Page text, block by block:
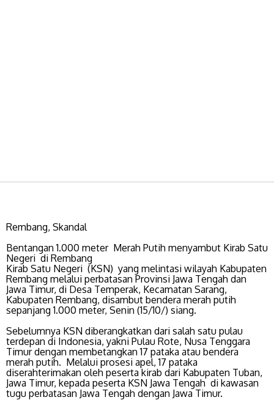
Rembang, Skandal
Bentangan 1.000 meter Merah Putih menyambut Kirab Satu
Negeri di Rembang
Kirab Satu Negeri (KSN) yang melintasi wilayah Kabupaten
Rembang melalui perbatasan Provinsi Jawa Tengah dan
Jawa Timur, di Desa Temperak, Kecamatan Sarang,
Kabupaten Rembang, disambut bendera merah putih
sepanjang 1.000 meter, Senin (15/10/) siang.
Sebelumnya KSN diberangkatkan dari salah satu pulau
terdepan di Indonesia, yakni Pulau Rote, Nusa Tenggara
Timur dengan membetangkan 17 pataka atau bendera
merah putih. Melalui prosesi apel, 17 pataka
diserahterimakan oleh peserta kirab dari Kabupaten Tuban,
Jawa Timur, kepada peserta KSN Jawa Tengah di kawasan
tugu perbatasan Jawa Tengah dengan Jawa Timur.